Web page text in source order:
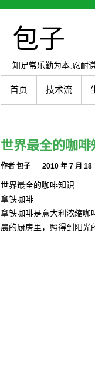
包子
知足常乐勤为本,忍耐
首页 技术流
世界最全的咖啡
作者 包子 2010 年 7 月 18
世界最全的咖啡知识
拿铁咖啡
拿铁咖啡是意大利浓缩咖
晨的厨房里，照得到阳